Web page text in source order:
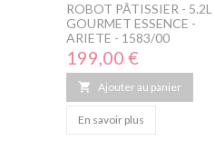
ROBOT PÂTISSIER - 5.2L
GOURMET ESSENCE -
ARIETE - 1583/00
Prix
199,00 €
 Ajouter au panier
En savoir plus